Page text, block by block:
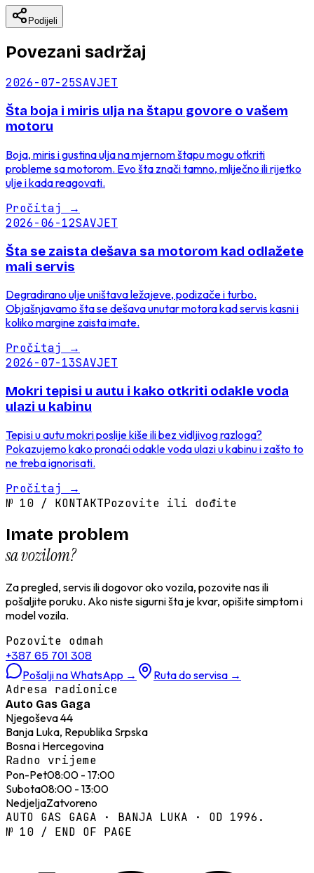
Podijeli
Povezani sadržaj
2026-07-25SAVJET
Šta boja i miris ulja na štapu govore o vašem
motoru
Boja, miris i gustina ulja na mjernom štapu mogu otkriti
probleme sa motorom. Evo šta znači tamno, mliječno ili rijetko
ulje i kada reagovati.
Pročitaj →
2026-06-12SAVJET
Šta se zaista dešava sa motorom kad odlažete
mali servis
Degradirano ulje uništava ležajeve, podizače i turbo.
Objašnjavamo šta se dešava unutar motora kad servis kasni i
koliko margine zaista imate.
Pročitaj →
2026-07-13SAVJET
Mokri tepisi u autu i kako otkriti odakle voda
ulazi u kabinu
Tepisi u autu mokri poslije kiše ili bez vidljivog razloga?
Pokazujemo kako pronaći odakle voda ulazi u kabinu i zašto to
ne treba ignorisati.
Pročitaj →
№ 10 / KONTAKTPozovite ili dođite
Imate problem
sa vozilom?
Za pregled, servis ili dogovor oko vozila, pozovite nas ili
pošaljite poruku. Ako niste sigurni šta je kvar, opišite simptom i
model vozila.
Pozovite odmah
+387 65 701 308
Pošalji na WhatsApp → Ruta do servisa →
Adresa radionice
Auto Gas Gaga
Njegoševa 44
Banja Luka, Republika Srpska
Bosna i Hercegovina
Radno vrijeme
Pon-Pet08:00 - 17:00
Subota08:00 - 13:00
NedjeljaZatvoreno
AUTO GAS GAGA · BANJA LUKA · OD 1996.
№ 10 / END OF PAGE